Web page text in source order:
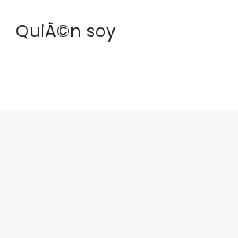
QuiÃ©n soy